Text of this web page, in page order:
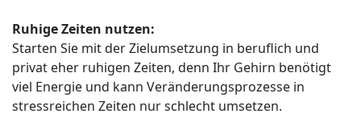
Ruhige Zeiten nutzen:
Starten Sie mit der Zielumsetzung in beruflich und
privat eher ruhigen Zeiten, denn Ihr Gehirn benötigt
viel Energie und kann Veränderungsprozesse in
stressreichen Zeiten nur schlecht umsetzen.